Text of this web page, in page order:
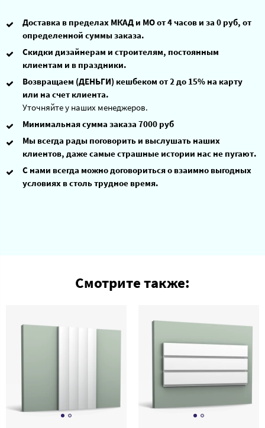
Доставка в пределах МКАД и МО от 4 часов и за 0 руб, от
определенной суммы заказа.
Скидки дизайнерам и строителям, постоянным
клиентам и в праздники.
Возвращаем (ДЕНЬГИ) кешбеком от 2 до 15% на карту
или на счет клиента.
Уточняйте у наших менеджеров.
Минимальная сумма заказа 7000 руб
Мы всегда рады поговорить и выслушать наших
клиентов, даже самые страшные истории нас не пугают.
С нами всегда можно договориться о взаимно выгодных
условиях в столь трудное время.
Смотрите также: